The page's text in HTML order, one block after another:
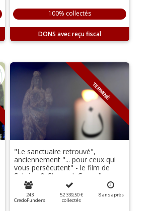
100% collectés
DONS
TERMINÉ
"Le sanctuaire retrouvé",
anciennement "... pour ceux qui
vous persécutent" - le film de
Sabrina & Steven J. Gunnell
243
CredoFunders
52 339,50 €
collectés
8ansaprès